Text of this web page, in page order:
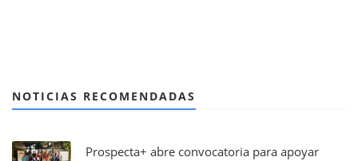
NOTICIAS RECOMENDADAS
Prospecta+ abre convocatoria para apoyar